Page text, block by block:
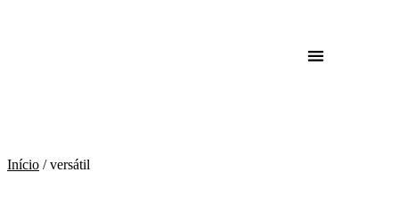
Início / versátil